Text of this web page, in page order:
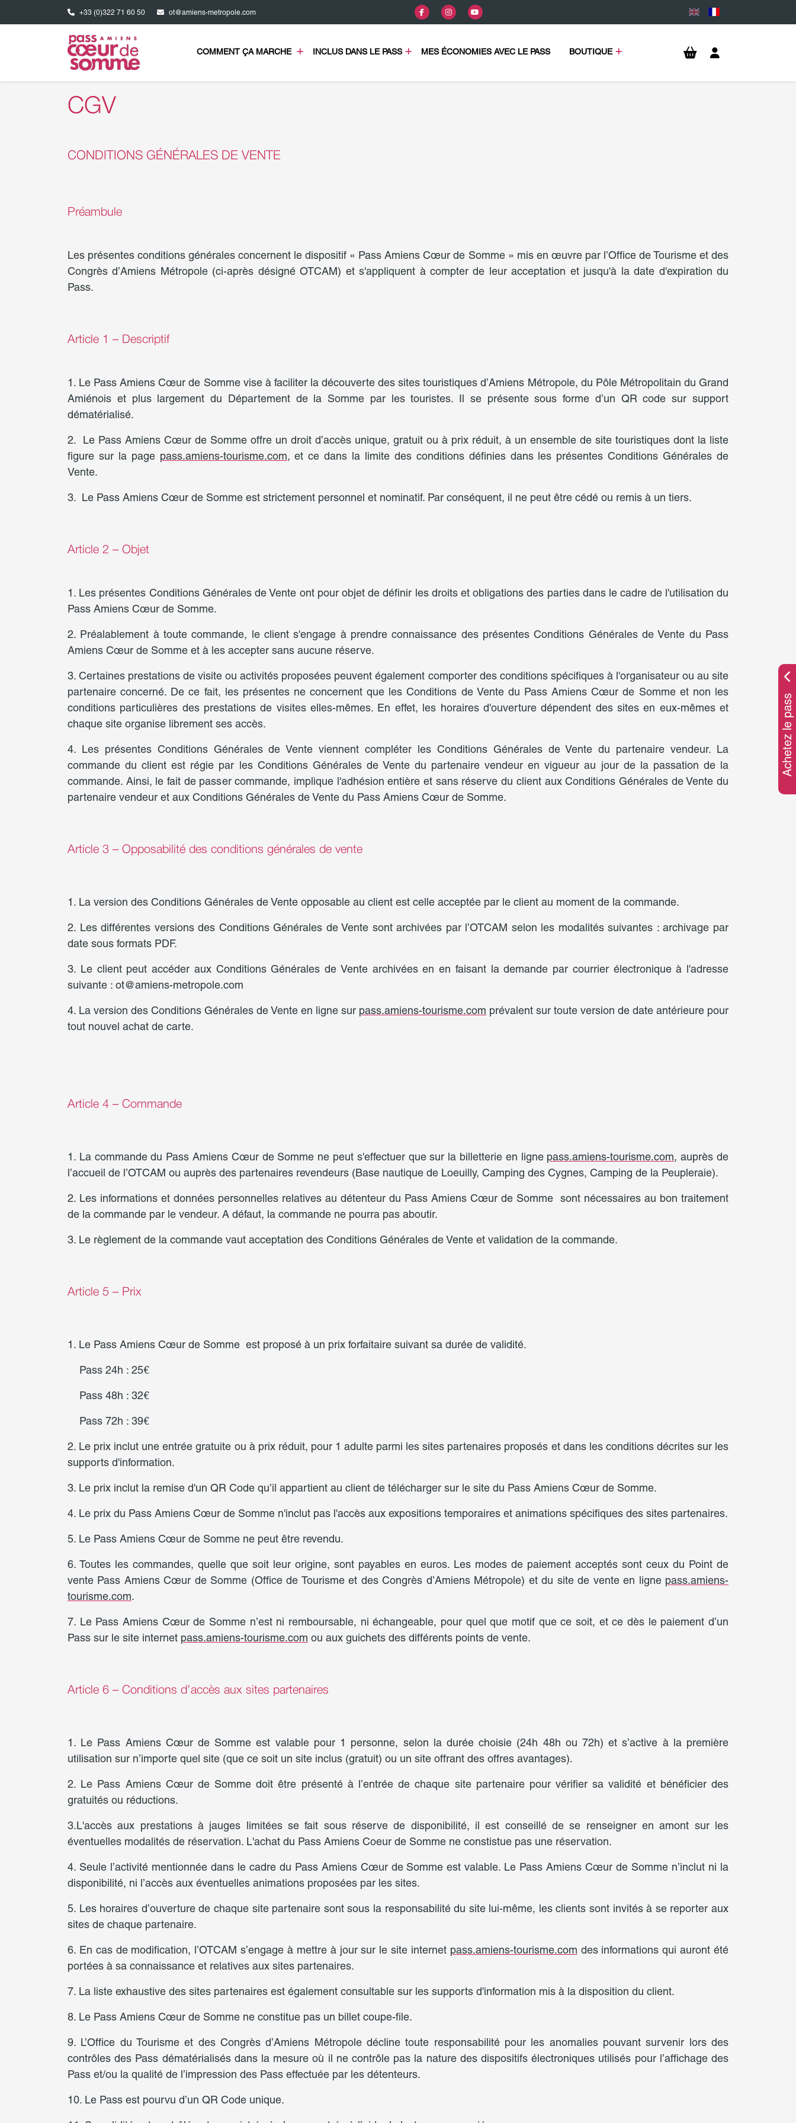
+33 (0)322 71 60 50 ot@amiens-metropole.com
COMMENT ÇA MARCHE INCLUS DANS LE PASS MES ÉCONOMIES AVEC LE PASS BOUTIQUE
CGV
CONDITIONS GÉNÉRALES DE VENTE
Préambule
Les présentes conditions générales concernent le dispositif « Pass Amiens Cœur de Somme » mis en œuvre par l’Office de Tourisme et des
Congrès d’Amiens Métropole (ci-après désigné OTCAM) et s'appliquent à compter de leur acceptation et jusqu'à la date d'expiration du
Pass.
Article 1 – Descriptif
1. Le Pass Amiens Cœur de Somme vise à faciliter la découverte des sites touristiques d’Amiens Métropole, du Pôle Métropolitain du Grand
Amiénois et plus largement du Département de la Somme par les touristes. Il se présente sous forme d’un QR code sur support
dématérialisé.
2. Le Pass Amiens Cœur de Somme offre un droit d’accès unique, gratuit ou à prix réduit, à un ensemble de site touristiques dont la liste
figure sur la page pass.amiens-tourisme.com, et ce dans la limite des conditions définies dans les présentes Conditions Générales de
Vente.
3. Le Pass Amiens Cœur de Somme est strictement personnel et nominatif. Par conséquent, il ne peut être cédé ou remis à un tiers.
Article 2 – Objet
1. Les présentes Conditions Générales de Vente ont pour objet de définir les droits et obligations des parties dans le cadre de l'utilisation du
Pass Amiens Cœur de Somme.
2. Préalablement à toute commande, le client s'engage à prendre connaissance des présentes Conditions Générales de Vente du Pass
Amiens Cœur de Somme et à les accepter sans aucune réserve.
3. Certaines prestations de visite ou activités proposées peuvent également comporter des conditions spécifiques à l'organisateur ou au site
partenaire concerné. De ce fait, les présentes ne concernent que les Conditions de Vente du Pass Amiens Cœur de Somme et non les
conditions particulières des prestations de visites elles-mêmes. En effet, les horaires d'ouverture dépendent des sites en eux-mêmes et
chaque site organise librement ses accès.
4. Les présentes Conditions Générales de Vente viennent compléter les Conditions Générales de Vente du partenaire vendeur. La
commande du client est régie par les Conditions Générales de Vente du partenaire vendeur en vigueur au jour de la passation de la
commande. Ainsi, le fait de passer commande, implique l'adhésion entière et sans réserve du client aux Conditions Générales de Vente du
partenaire vendeur et aux Conditions Générales de Vente du Pass Amiens Cœur de Somme.
Article 3 – Opposabilité des conditions générales de vente
1. La version des Conditions Générales de Vente opposable au client est celle acceptée par le client au moment de la commande.
2. Les différentes versions des Conditions Générales de Vente sont archivées par l’OTCAM selon les modalités suivantes : archivage par
date sous formats PDF.
3. Le client peut accéder aux Conditions Générales de Vente archivées en en faisant la demande par courrier électronique à l'adresse
suivante : ot@amiens-metropole.com
4. La version des Conditions Générales de Vente en ligne sur pass.amiens-tourisme.com prévalent sur toute version de date antérieure pour
tout nouvel achat de carte.
Article 4 – Commande
1. La commande du Pass Amiens Cœur de Somme ne peut s'effectuer que sur la billetterie en ligne pass.amiens-tourisme.com, auprès de
l’accueil de l’OTCAM ou auprès des partenaires revendeurs (Base nautique de Loeuilly, Camping des Cygnes, Camping de la Peupleraie).
2. Les informations et données personnelles relatives au détenteur du Pass Amiens Cœur de Somme sont nécessaires au bon traitement
de la commande par le vendeur. A défaut, la commande ne pourra pas aboutir.
3. Le règlement de la commande vaut acceptation des Conditions Générales de Vente et validation de la commande.
Article 5 – Prix
1. Le Pass Amiens Cœur de Somme est proposé à un prix forfaitaire suivant sa durée de validité.
Pass 24h : 25€
Pass 48h : 32€
Pass 72h : 39€
2. Le prix inclut une entrée gratuite ou à prix réduit, pour 1 adulte parmi les sites partenaires proposés et dans les conditions décrites sur les
supports d'information.
3. Le prix inclut la remise d'un QR Code qu’il appartient au client de télécharger sur le site du Pass Amiens Cœur de Somme.
4. Le prix du Pass Amiens Cœur de Somme n'inclut pas l'accès aux expositions temporaires et animations spécifiques des sites partenaires.
5. Le Pass Amiens Cœur de Somme ne peut être revendu.
6. Toutes les commandes, quelle que soit leur origine, sont payables en euros. Les modes de paiement acceptés sont ceux du Point de
vente Pass Amiens Cœur de Somme (Office de Tourisme et des Congrès d’Amiens Métropole) et du site de vente en ligne pass.amiens-
tourisme.com.
7. Le Pass Amiens Cœur de Somme n’est ni remboursable, ni échangeable, pour quel que motif que ce soit, et ce dès le paiement d’un
Pass sur le site internet pass.amiens-tourisme.com ou aux guichets des différents points de vente.
Article 6 – Conditions d’accès aux sites partenaires
1. Le Pass Amiens Cœur de Somme est valable pour 1 personne, selon la durée choisie (24h 48h ou 72h) et s’active à la première
utilisation sur n’importe quel site (que ce soit un site inclus (gratuit) ou un site offrant des offres avantages).
2. Le Pass Amiens Cœur de Somme doit être présenté à l’entrée de chaque site partenaire pour vérifier sa validité et bénéficier des
gratuités ou réductions.
3.L'accès aux prestations à jauges limitées se fait sous réserve de disponibilité, il est conseillé de se renseigner en amont sur les
éventuelles modalités de réservation. L'achat du Pass Amiens Coeur de Somme ne constistue pas une réservation.
4. Seule l’activité mentionnée dans le cadre du Pass Amiens Cœur de Somme est valable. Le Pass Amiens Cœur de Somme n’inclut ni la
disponibilité, ni l’accès aux éventuelles animations proposées par les sites.
5. Les horaires d’ouverture de chaque site partenaire sont sous la responsabilité du site lui-même, les clients sont invités à se reporter aux
sites de chaque partenaire.
6. En cas de modification, l’OTCAM s’engage à mettre à jour sur le site internet pass.amiens-tourisme.com des informations qui auront été
portées à sa connaissance et relatives aux sites partenaires.
7. La liste exhaustive des sites partenaires est également consultable sur les supports d'information mis à la disposition du client.
8. Le Pass Amiens Cœur de Somme ne constitue pas un billet coupe-file.
9. L’Office du Tourisme et des Congrès d’Amiens Métropole décline toute responsabilité pour les anomalies pouvant survenir lors des
contrôles des Pass dématérialisés dans la mesure où il ne contrôle pas la nature des dispositifs électroniques utilisés pour l’affichage des
Pass et/ou la qualité de l’impression des Pass effectuée par les détenteurs.
10. Le Pass est pourvu d’un QR Code unique.
Achetez le pass